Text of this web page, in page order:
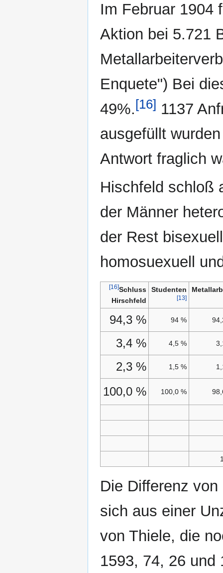
Im Februar 1904
Aktion bei 5.721
Enquete") Bei
49%.[16] 1137
ausgefüllt
Antwort fraglich
Hischfeld schloß
der Männer
der Rest
homosuexuell
[16]Schluss
Hirschfeld
Studenten
[13]
94,3 % 94 %
3,4 % 4,5 %
2,3 % 1,5 %
100,0 % 100,0 %
Die Differenz
sich aus einer
von Thiele, die
1593, 74, 26 und